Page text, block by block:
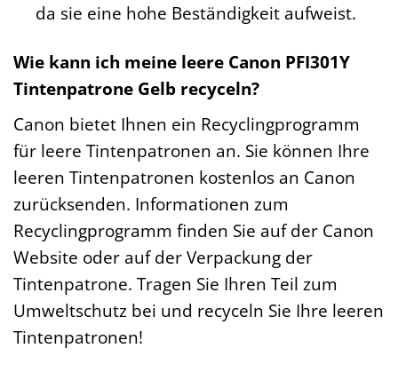
da sie eine hohe Beständigkeit aufweist.
Wie kann ich meine leere Canon PFI301Y
Tintenpatrone Gelb recyceln?
Canon bietet Ihnen ein Recyclingprogramm
für leere Tintenpatronen an. Sie können Ihre
leeren Tintenpatronen kostenlos an Canon
zurücksenden. Informationen zum
Recyclingprogramm finden Sie auf der Canon
Website oder auf der Verpackung der
Tintenpatrone. Tragen Sie Ihren Teil zum
Umweltschutz bei und recyceln Sie Ihre leeren
Tintenpatronen!